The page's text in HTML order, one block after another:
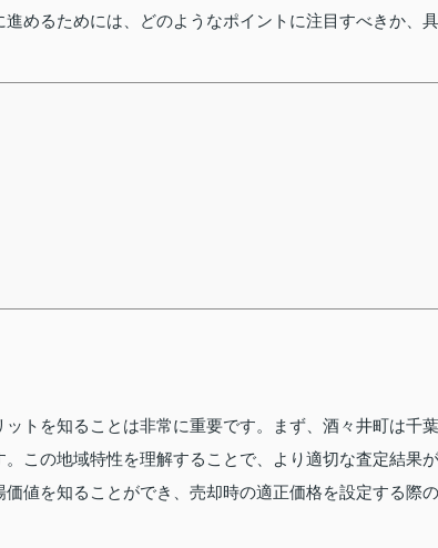
めるためには、どのようなポイントに注目すべきか、具
トを知ることは非常に重要です。まず、酒々井町は千葉
この地域特性を理解することで、より適切な査定結果が
値を知ることができ、売却時の適正価格を設定する際の